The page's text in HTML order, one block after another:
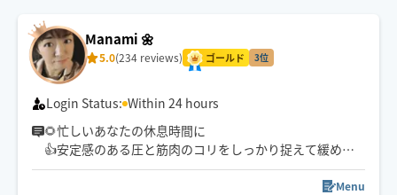
お子様や🐶🐈ご一緒OKです◎
Manami 🌼
5.0(234 reviews) ゴールド 3位
Login Status: Within 24 hours
🌻忙しいあなたの休息時間に
👍安定感のある圧と筋肉のコリをしっかり捉えて緩める
施術。揉まれ慣れてる方こそ体感して頂きたい(^^)v
Menu